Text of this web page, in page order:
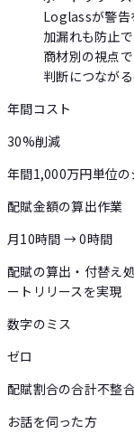
Loglassが警告
加漏れも防止
商材別の視点
判断につなが
年間コスト
30%削減
年間1,000万円単位
配賦金額の算出作業
月10時間 → 0時間
配賦の算出・付替え
ートリリースを実現
数字のミス
ゼロ
配賦割合の合計不整
お話を伺った方